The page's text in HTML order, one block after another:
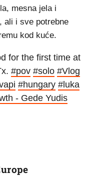
mesna jela i
ali i sve potrebne
kod kuće.
for the first time at
#pov #solo #Vlog
#hungary #luka
- Gede Yudis